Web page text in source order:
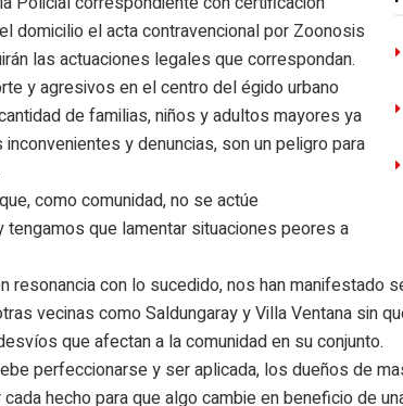
domicilio el acta contravencional por Zoonosis
las actuaciones legales que correspondan.
y agresivos en el centro del égido urbano
de familias, niños y adultos mayores ya
y denuncias, son un peligro para
como comunidad, no se actúe
que lamentar situaciones peores a
resonancia con lo sucedido, nos han manifestado
vecinas como Saldungaray y Villa Ventana sin
que afectan a la comunidad en su conjunto.
perfeccionarse y ser aplicada, los dueños de
hecho para que algo cambie en beneficio de